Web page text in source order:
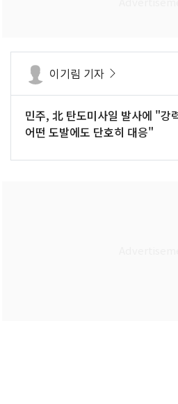
이기림 기자
민주, 北 탄도미사일 발사에 "강
어떤 도발에도 단호히 대응"